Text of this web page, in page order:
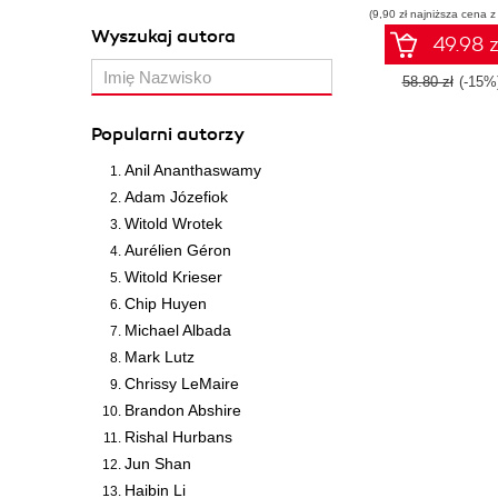
Wyszukaj autora
Popularni autorzy
Anil Ananthaswamy
Adam Józefiok
Witold Wrotek
Aurélien Géron
Witold Krieser
Chip Huyen
Michael Albada
Mark Lutz
Chrissy LeMaire
Brandon Abshire
Rishal Hurbans
Jun Shan
Haibin Li
(9,90 zł najniższa cena
49.98
58.80 zł (-